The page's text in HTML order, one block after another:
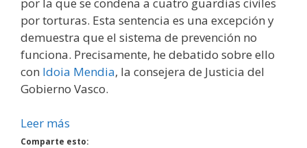
por torturas. Esta sentencia es una excepción y
demuestra que el sistema de prevención no
funciona. Precisamente, he debatido sobre ello
con Idoia Mendia, la consejera de Justicia del
Gobierno Vasco.
Leer más
Comparte esto: